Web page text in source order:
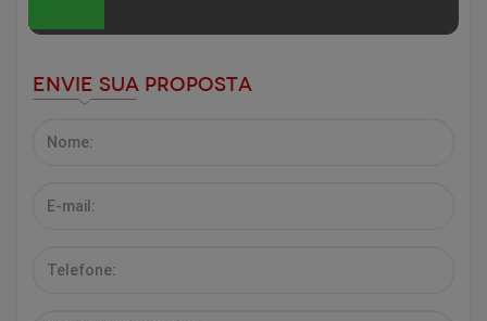
Envie sua Proposta